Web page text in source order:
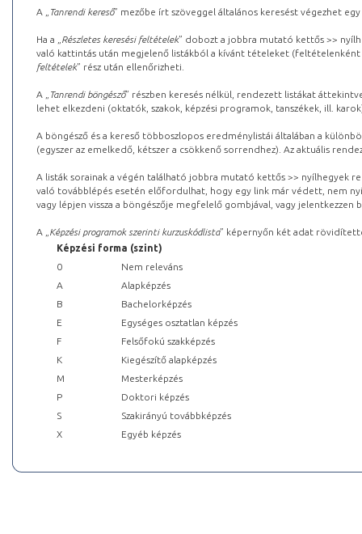
A „ Tanrendi kereső” mezőbe írt szöveggel általános keresést végezhet
Ha a „ Részletes keresési feltételek” dobozt a jobbra mutató kettős >>
való kattintás után megjelenő listákból a kívánt tételeket (feltételenként
feltételek” rész után ellenőrizheti.
A „ Tanrendi böngésző” részben keresés nélkül, rendezett listákat
lehet elkezdeni (oktatók, szakok, képzési programok, tanszékek, ill.
A böngésző és a kereső többoszlopos eredménylistái általában a
(egyszer az emelkedő, kétszer a csökkenő sorrendhez). Az aktuális
A listák sorainak a végén található jobbra mutató kettős >> nyílhegyek
való továbblépés esetén előfordulhat, hogy egy link már védett, nem
vagy lépjen vissza a böngészője megfelelő gombjával, vagy
A „ Képzési programok szerinti kurzuskódlista” képernyőn két adat
Képzési forma (szint)
0
Nem releváns
A
Alapképzés
B
Bachelorképzés
E
Egységes osztatlan képzés
F
Felsőfokú szakképzés
K
Kiegészítő alapképzés
M
Mesterképzés
P
Doktori képzés
S
Szakirányú továbbképzés
X
Egyéb képzés